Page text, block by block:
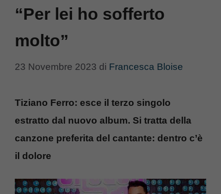
“Per lei ho sofferto
molto”
23 Novembre 2023 di Francesca Bloise
Tiziano Ferro: esce il terzo singolo
estratto dal nuovo album. Si tratta della
canzone preferita del cantante: dentro c’è
il dolore